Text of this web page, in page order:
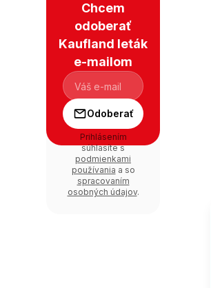
Chcem
odoberať
Kaufland leták
e-mailom
Odoberať
Prihlásením
súhlasíte s
podmienkami
používania a so
spracovaním
osobných údajov.